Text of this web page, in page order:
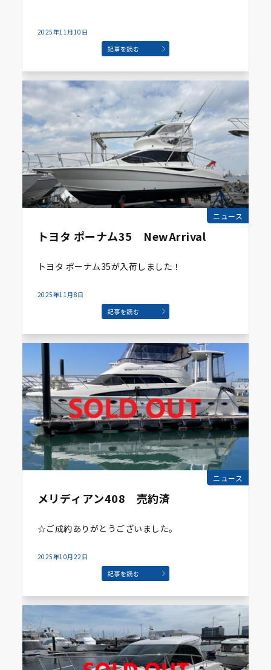
2025年11月10日
記事を読む
ニュース
トヨタ ポーナム35 NewArrival
トヨタ ポーナム35が入荷しました！
2025年11月8日
記事を読む
ニュース
メリディアン408 売約済
☆ご成約ありがとうございました。
2025年10月22日
記事を読む